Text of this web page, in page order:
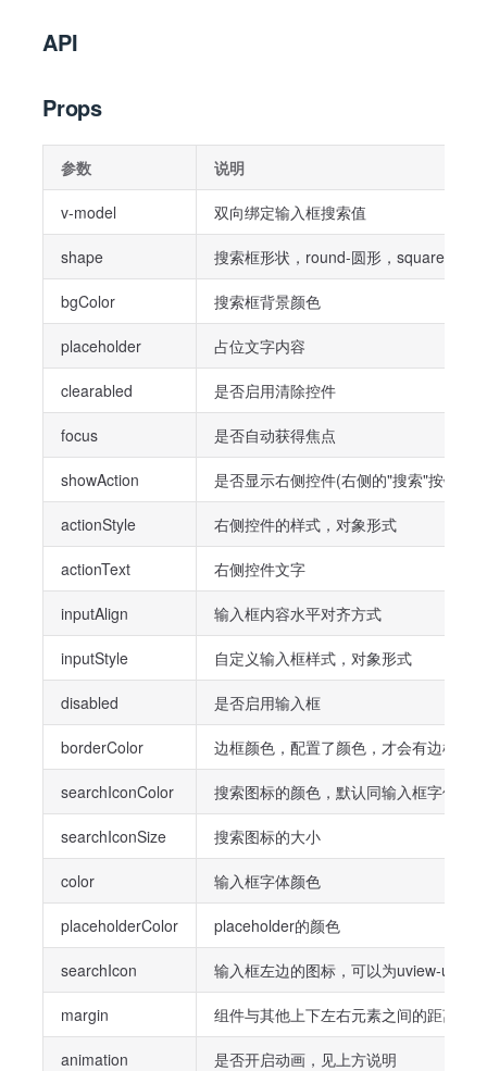
API
Props
参数 说明
v-model 双向绑定输入框搜索值
shape 搜索框形状，round-圆形，square-方形
bgColor 搜索框背景颜色
placeholder 占位文字内容
clearabled 是否启用清除控件
focus 是否自动获得焦点
showAction 是否显示右侧控件(右侧的"搜索"按钮)
actionStyle 右侧控件的样式，对象形式
actionText 右侧控件文字
inputAlign 输入框内容水平对齐方式
inputStyle 自定义输入框样式，对象形式
disabled 是否启用输入框
borderColor 边框颜色，配置了颜色，才会有边框
searchIconColor 搜索图标的颜色，默认同输入框字体颜色
searchIconSize 搜索图标的大小
color 输入框字体颜色
placeholderColor placeholder的颜色
searchIcon 输入框左边的图标，可以为uview-ultra
margin 组件与其他上下左右元素之间的距离，
animation 是否开启动画，见上方说明